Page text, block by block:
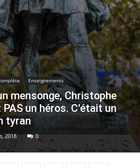
Enseignements
mensonge, Christophe
un héros. C’était un
tyran
2018 0